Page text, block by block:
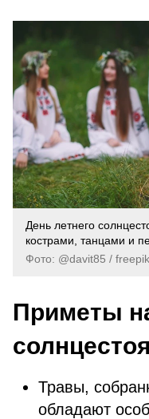
День летнего
кострами, танцами и
Фото: @davit85 /
Приметы
Травы,
обладают